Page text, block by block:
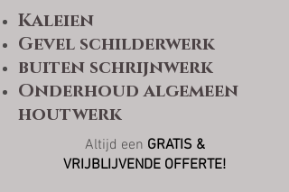
Kaleien
Gevel schilderwerk
buiten schrijnwerk
Onderhoud algemeen
houtwerk
Altijd een GRATIS &
VRIJBLIJVENDE OFFERTE!